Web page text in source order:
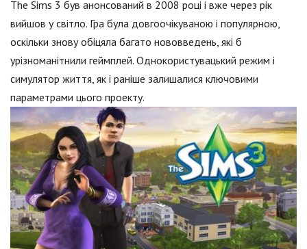
The Sims 3 був анонсований в 2008 році і вже через рік
вийшов у світло. Гра була довгоочікуваною і популярною,
оскільки знову обіцяла багато нововведень, які б
урізноманітнили геймплей. Однокористувацький режим і
симулятор життя, як і раніше залишалися ключовими
параметрами цього проекту.